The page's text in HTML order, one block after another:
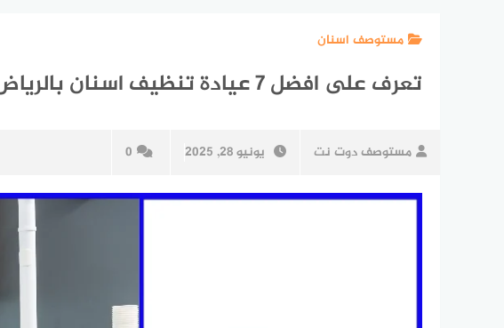
مستوصف اسنان
تعرف على افضل 7 عيادة تنظيف اسنان بالرياض
مستوصف دوت نت يونيو 28, 2025 0